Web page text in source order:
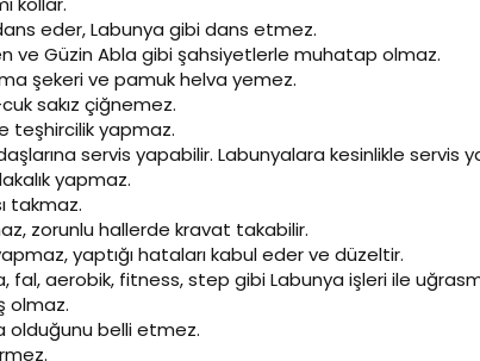
eder, Labunya gibi dans etmez.
ve Güzin Abla gibi şahsiyetlerle muhatap olmaz.
şekeri ve pamuk helva yemez.
sakız çiğnemez.
teşhircilik yapmaz.
servis yapabilir. Labunyalara kesinlikle servis
yapmaz.
takmaz.
zorunlu hallerde kravat takabilir.
yaptığı hataları kabul eder ve düzeltir.
fal, aerobik, fitness, step gibi Labunya işleri ile
olmaz.
olduğunu belli etmez.